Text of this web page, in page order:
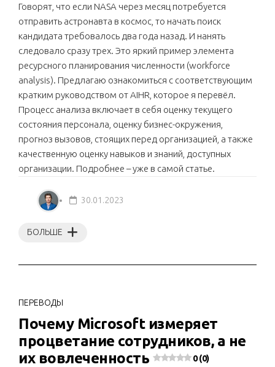
Говорят, что если NASA через месяц потребуется
отправить астронавта в космос, то начать поиск
кандидата требовалось два года назад. И нанять
следовало сразу трех. Это яркий пример элемента
ресурсного планирования численности (workforce
analysis). Предлагаю ознакомиться с соответствующим
кратким руководством от AIHR, которое я перевёл.
Процесс анализа включает в себя оценку текущего
состояния персонала, оценку бизнес-окружения,
прогноз вызовов, стоящих перед организацией, а также
качественную оценку навыков и знаний, доступных
организации. Подробнее – уже в самой статье.
БОЛЬШЕ
30.01.2023
ПЕРЕВОДЫ
Почему Microsoft измеряет
процветание сотрудников, а не
их вовлеченность
0 (0)